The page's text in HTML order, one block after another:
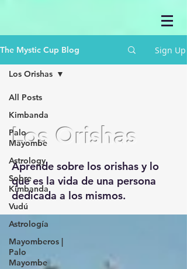
The Mystic Cup Blog Sign Up
All Posts
Kimbanda
Palo
Mayombe
Astrology
Sobre
Kimbanda
Vudú
Astrología
Mayomberos |
Palo
Mayombe
Los Orishas
Los Orishas
Aprende sobre los orishas y lo
que es la vida de una persona
dedicada a los mismos.